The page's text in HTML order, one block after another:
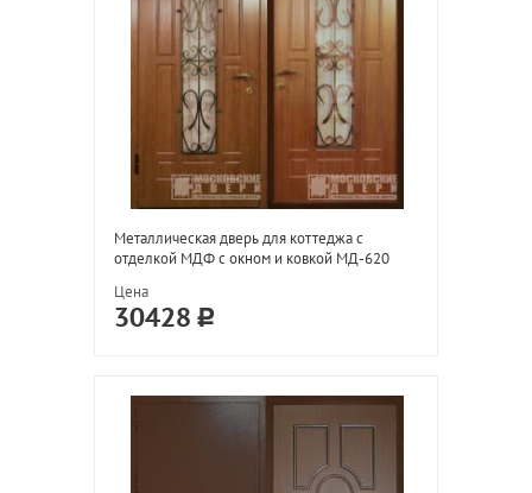
Металлическая дверь для коттеджа с
отделкой МДФ с окном и ковкой МД-620
Цена
30428